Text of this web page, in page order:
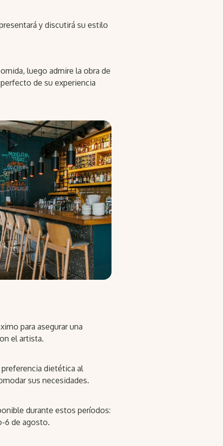
y discutirá su estilo
luego admire la obra de
de su experiencia
para asegurar una
el artista.
dietética al
sus necesidades.
durante estos períodos:
6 de agosto.